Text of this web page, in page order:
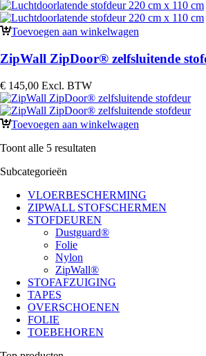
Toevoegen aan winkelwagen
ZipWall ZipDoor® zelfsluitende
€ 145,00 Excl. BTW
Toevoegen aan winkelwagen
Toont alle 5 resultaten
Subcategorieën
VLOERBESCHERMING
ZIPWALL STOFSCHERMEN
STOFDEUREN
Dustguard®
Folie
Nylon
ZipWall®
STOFAFZUIGING
TAPES
OVERSCHOENEN
FOLIE
TOEBEHOREN